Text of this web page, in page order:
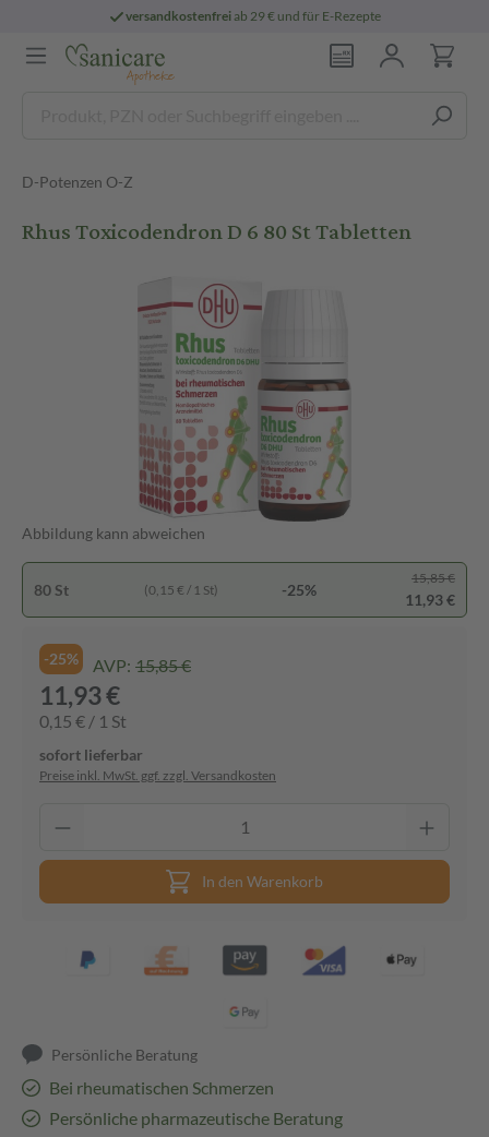
versandkostenfreiab 29 € und für E-Rezepte
D-Potenzen O-Z
Rhus Toxicodendron D 6 80 St Tabletten
Abbildung kann abweichen
80 St (0,15 € / 1 St) -25%
15,85 €
11,93 €
-25% AVP: 15,85 €
11,93 €
0,15 € / 1 St
sofort lieferbar
Preise inkl. MwSt. ggf. zzgl. Versandkosten
In den Warenkorb
Persönliche Beratung
Bei rheumatischen Schmerzen
Persönliche pharmazeutische Beratung